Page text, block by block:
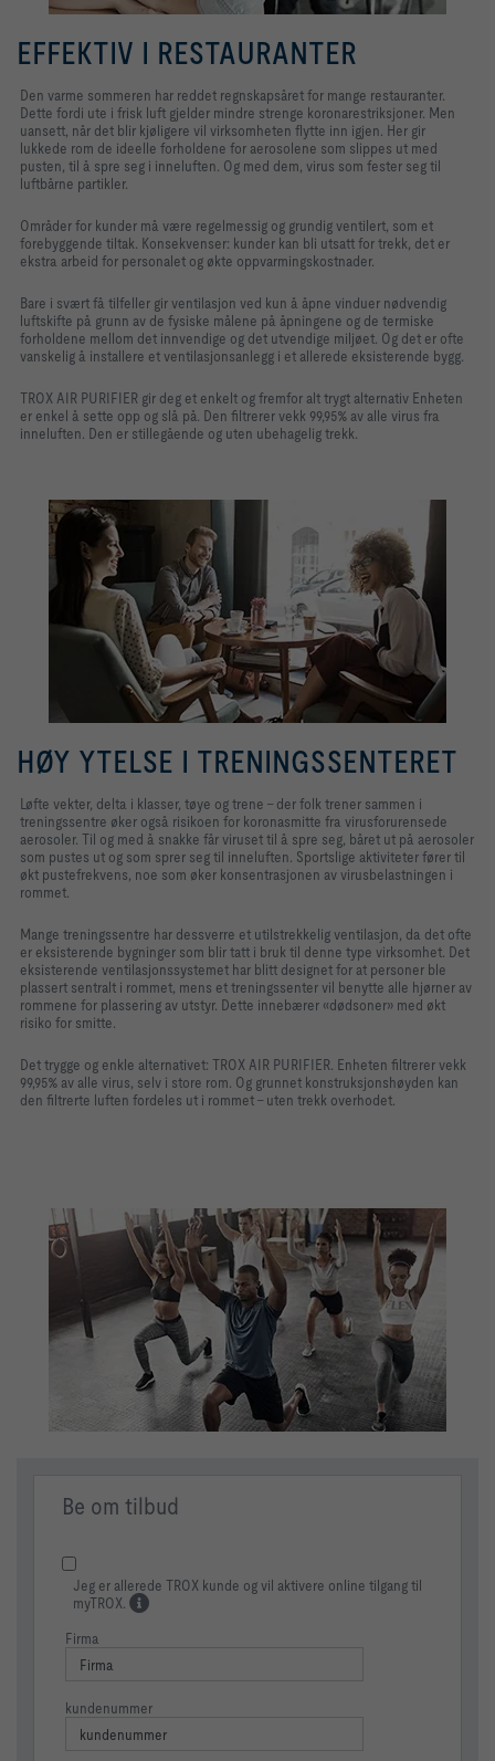
EFFEKTIV I RESTAURANTER
Den varme sommeren har reddet regnskapsåret for mange restauranter.
Dette fordi ute i frisk luft gjelder mindre strenge koronarestriksjoner. Men
uansett, når det blir kjøligere vil virksomheten flytte inn igjen. Her gir
lukkede rom de ideelle forholdene for aerosolene som slippes ut med
pusten, til å spre seg i inneluften. Og med dem, virus som fester seg til
luftbårne partikler.
Områder for kunder må være regelmessig og grundig ventilert, som et
forebyggende tiltak. Konsekvenser: kunder kan bli utsatt for trekk, det er
ekstra arbeid for personalet og økte oppvarmingskostnader.
Bare i svært få tilfeller gir ventilasjon ved kun å åpne vinduer nødvendig
luftskifte på grunn av de fysiske målene på åpningene og de termiske
forholdene mellom det innvendige og det utvendige miljøet. Og det er ofte
vanskelig å installere et ventilasjonsanlegg i et allerede eksisterende bygg.
TROX AIR PURIFIER gir deg et enkelt og fremfor alt trygt alternativ Enheten
er enkel å sette opp og slå på. Den filtrerer vekk 99,95% av alle virus fra
inneluften. Den er stillegående og uten ubehagelig trekk.
HØY YTELSE I TRENINGSSENTERET
Løfte vekter, delta i klasser, tøye og trene - der folk trener sammen i
treningssentre øker også risikoen for koronasmitte fra virusforurensede
aerosoler. Til og med å snakke får viruset til å spre seg, båret ut på aerosoler
som pustes ut og som sprer seg til inneluften. Sportslige aktiviteter fører til
økt pustefrekvens, noe som øker konsentrasjonen av virusbelastningen i
rommet.
Mange treningssentre har dessverre et utilstrekkelig ventilasjon, da det ofte
er eksisterende bygninger som blir tatt i bruk til denne type virksomhet. Det
eksisterende ventilasjonssystemet har blitt designet for at personer ble
plassert sentralt i rommet, mens et treningssenter vil benytte alle hjørner av
rommene for plassering av utstyr. Dette innebærer «dødsoner» med økt
risiko for smitte.
Det trygge og enkle alternativet: TROX AIR PURIFIER. Enheten filtrerer vekk
99,95% av alle virus, selv i store rom. Og grunnet konstruksjonshøyden kan
den filtrerte luften fordeles ut i rommet - uten trekk overhodet.
Be om tilbud
Jeg er allerede TROX kunde og vil aktivere online tilgang til
myTROX.
Firma
kundenummer